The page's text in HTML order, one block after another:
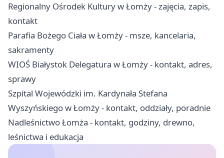
Regionalny Ośrodek Kultury w Łomży - zajęcia, zapis,
kontakt
Parafia Bożego Ciała w Łomży - msze, kancelaria,
sakramenty
WIOŚ Białystok Delegatura w Łomży - kontakt, adres,
sprawy
Szpital Wojewódzki im. Kardynała Stefana
Wyszyńskiego w Łomży - kontakt, oddziały, poradnie
Nadleśnictwo Łomża - kontakt, godziny, drewno,
leśnictwa i edukacja